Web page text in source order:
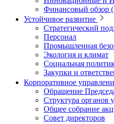
Финансовый обзор
Устойчивое развитие
Стратегический
Персонал
Промышленная
Экология и климат
Социальная
Закупки и
Корпоративное
Обращение
Структура органов
Общее собрание
Совет директоров